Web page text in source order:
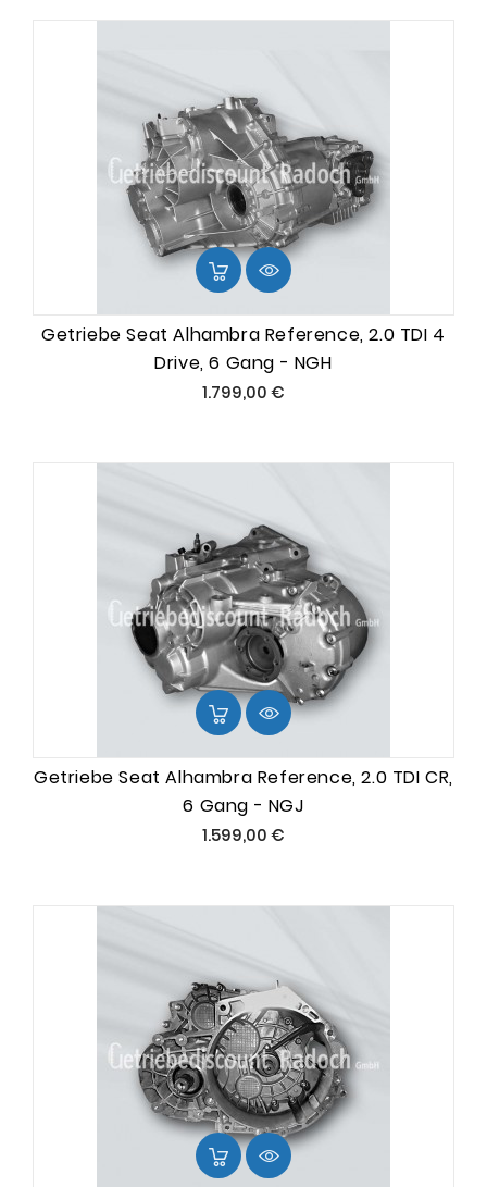
Getriebe Seat Alhambra Reference, 2.0 TDI 4
Drive, 6 Gang - NGH
1.799,00 €
Getriebe Seat Alhambra Reference, 2.0 TDI CR,
6 Gang - NGJ
1.599,00 €